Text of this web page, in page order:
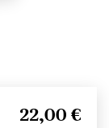
22,00 €